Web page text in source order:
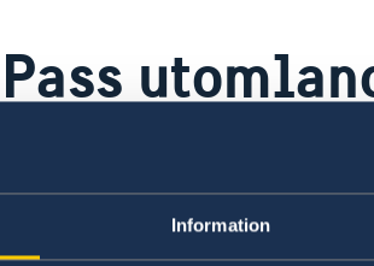
Information
Pass
Här hittar du information om vilka
ansöka om ett provisoriskt pass,
på länkarna i den gula